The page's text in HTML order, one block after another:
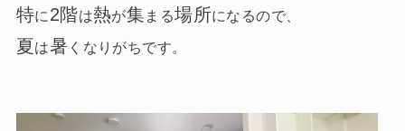
特に 2階は熱が集 まる場所になるので、
夏は暑 くなりがちです。